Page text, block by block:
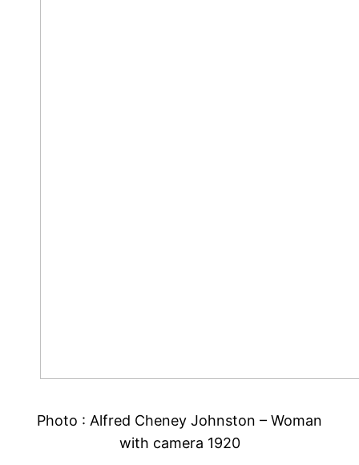
Photo : Alfred Cheney Johnston – Woman
with camera 1920